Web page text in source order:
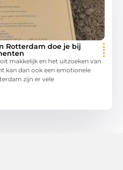
Rotterdam doe je bij
makkelijk en het uitzoeken van
kan dan ook een emotionele
zijn er vele